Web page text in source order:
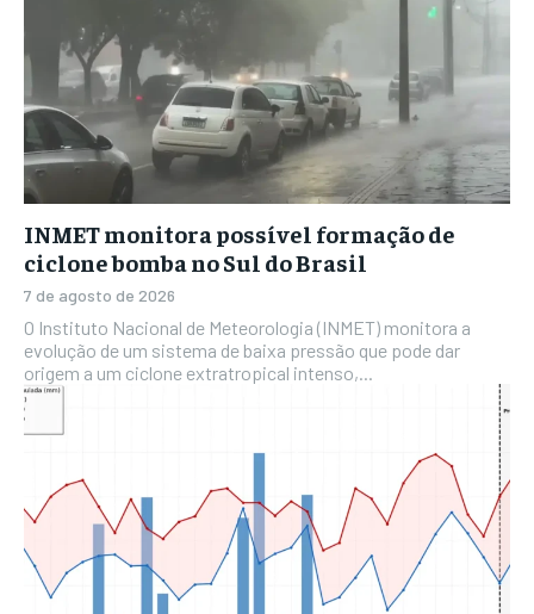
INMET monitora possível formação de
ciclone bomba no Sul do Brasil
7 de agosto de 2026
O Instituto Nacional de Meteorologia (INMET) monitora a
evolução de um sistema de baixa pressão que pode dar
origem a um ciclone extratropical intenso,...